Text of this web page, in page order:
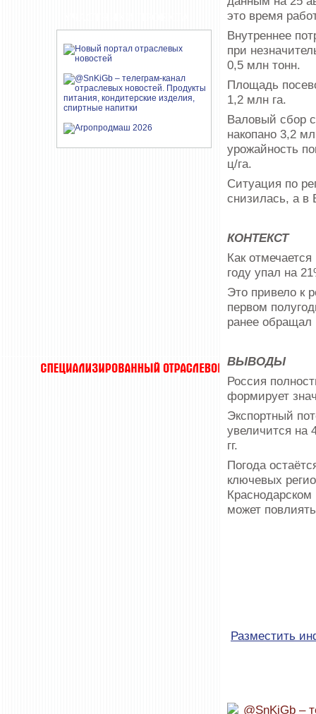
это время
Внутреннее
при
0,5 млн тонн.
Площадь
1,2 млн га.
Валовый сбор
накопано 3,2
урожайность
ц/га.
Ситуация по
снизилась, а в
КОНТЕКСТ
Как
году упал на
Это привело к
первом
ранее
ВЫВОДЫ
Россия
формирует
Экспортный
увеличится на
гг.
Погода
ключевых
может
Разместить